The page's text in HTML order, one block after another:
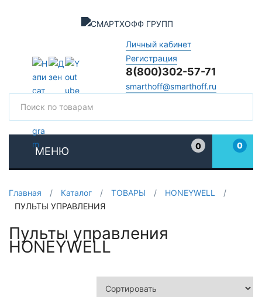
Личный кабинет
Регистрация
8(800)302-57-71
smarthoff@smarthoff.ru
МЕНЮ
0
0
Главная / Каталог / ТОВАРЫ / HONEYWELL
/
ПУЛЬТЫ УПРАВЛЕНИЯ
Пульты управления
HONEYWELL